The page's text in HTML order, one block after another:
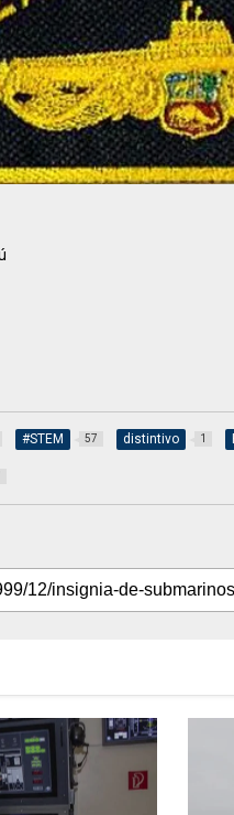
#STEM 57 distintivo 1